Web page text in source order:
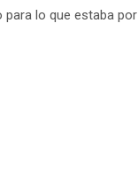
para lo que estaba por